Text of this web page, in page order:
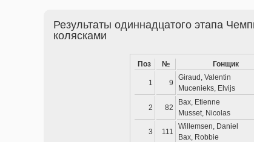
Результаты одиннадцатого этапа
колясками
Поз № Гонщик
1 9
Giraud, Valentin
Mucenieks, Elvijs
2 82
Bax, Etienne
Musset, Nicolas
3 111
Willemsen, Daniel
Bax, Robbie